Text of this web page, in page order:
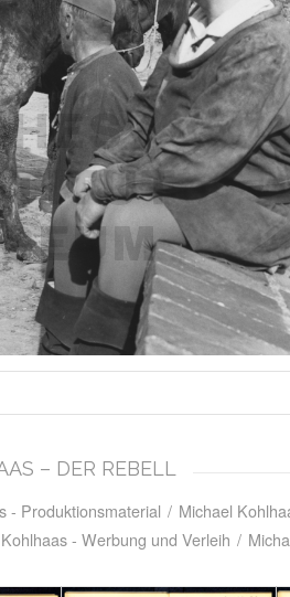
– DER REBELL
- Produktionsmaterial / Michael
- Werbung und Verleih /